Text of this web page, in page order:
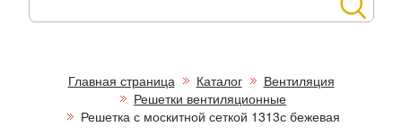
Главная страница Каталог
Вентиляция
Решетки вентиляционные
Решетка с москитной сеткой 1313с бежевая